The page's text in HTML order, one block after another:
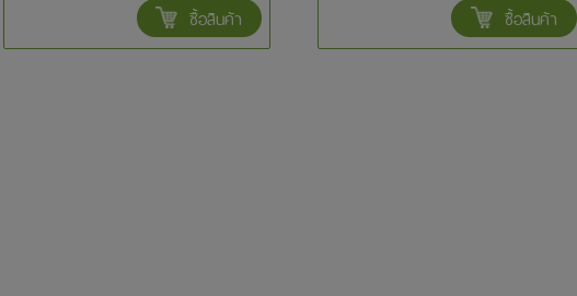
ซื้อสินค้า ซื้อสินค้า